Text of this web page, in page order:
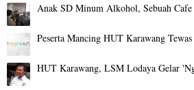
Anak SD Minum Alkohol, Sebuah
Peserta Mancing HUT Karawang
HUT Karawang, LSM Lodaya Gelar